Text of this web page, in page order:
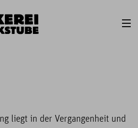
liegt in der Vergangenheit und